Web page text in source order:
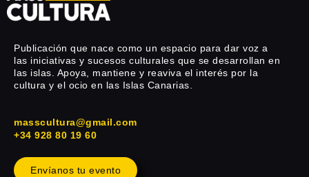
Publicación que nace como un espacio para dar voz a
las iniciativas y sucesos culturales que se desarrollan en
las islas. Apoya, mantiene y reaviva el interés por la
cultura y el ocio en las Islas Canarias.
masscultura@gmail.com
+34 928 80 19 60
Envíanos tu evento